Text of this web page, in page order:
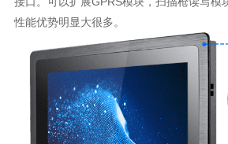
性能优势明显大很多。